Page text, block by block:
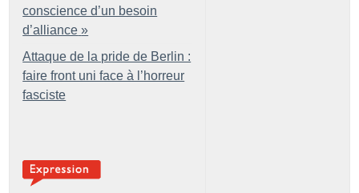
conscience d’un besoin
d’alliance »
Attaque de la pride de Berlin :
faire front uni face à l’horreur
fasciste